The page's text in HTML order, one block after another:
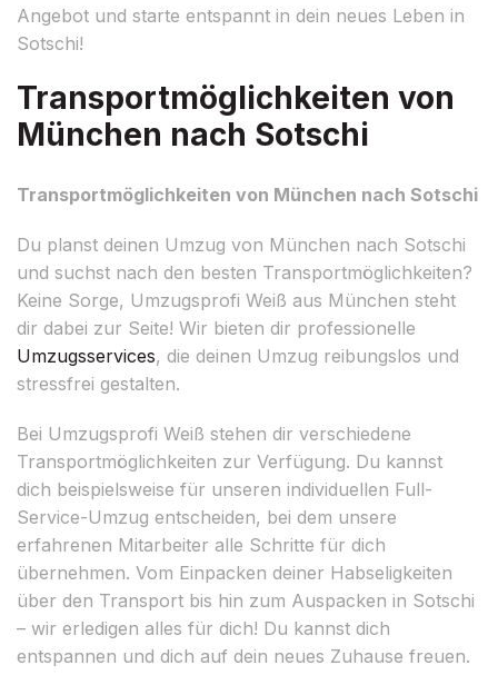
Angebot und starte entspannt in dein neues Leben in
Sotschi!
Transportmöglichkeiten von
München nach Sotschi
Transportmöglichkeiten von München nach Sotschi
Du planst deinen Umzug von München nach Sotschi
und suchst nach den besten Transportmöglichkeiten?
Keine Sorge, Umzugsprofi Weiß aus München steht
dir dabei zur Seite! Wir bieten dir professionelle
Umzugsservices, die deinen Umzug reibungslos und
stressfrei gestalten.
Bei Umzugsprofi Weiß stehen dir verschiedene
Transportmöglichkeiten zur Verfügung. Du kannst
dich beispielsweise für unseren individuellen Full-
Service-Umzug entscheiden, bei dem unsere
erfahrenen Mitarbeiter alle Schritte für dich
übernehmen. Vom Einpacken deiner Habseligkeiten
über den Transport bis hin zum Auspacken in Sotschi
– wir erledigen alles für dich! Du kannst dich
entspannen und dich auf dein neues Zuhause freuen.